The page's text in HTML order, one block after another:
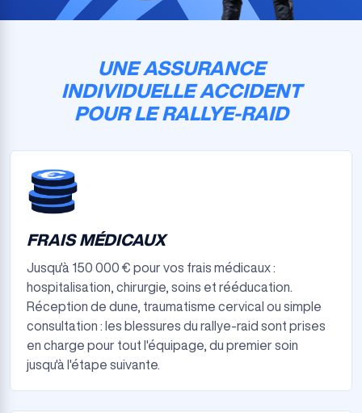
UNE ASSURANCE
INDIVIDUELLE ACCIDENT
POUR LE RALLYE-RAID
FRAIS MÉDICAUX
Jusqu'à 150 000 € pour vos frais médicaux :
hospitalisation, chirurgie, soins et rééducation.
Réception de dune, traumatisme cervical ou simple
consultation : les blessures du rallye-raid sont prises
en charge pour tout l'équipage, du premier soin
jusqu'à l'étape suivante.